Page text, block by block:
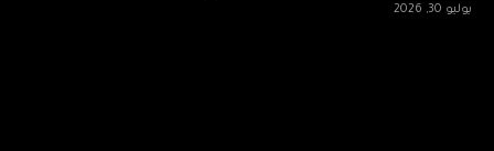
يوليو 30, 2026